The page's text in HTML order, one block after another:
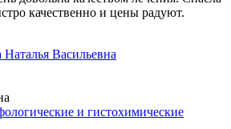
качественно и цены радуют.
Наталья Васильевна
и гистохимические